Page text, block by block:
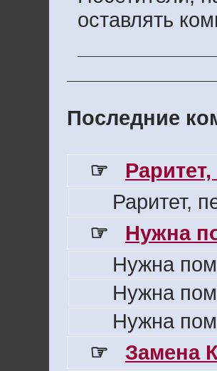
оставлять
Последние
☞
Раритет,
☞
Нужна
Нужна
Нужна
Нужна
☞
Замена